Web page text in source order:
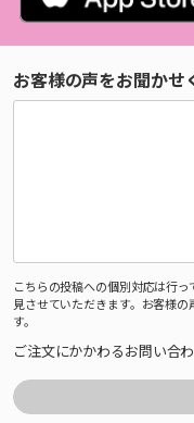
お客様の声をお聞かせ
こちらの投稿への個別対応は行
見させていただきます。お客様
す。
ご注文にかかわるお問い合